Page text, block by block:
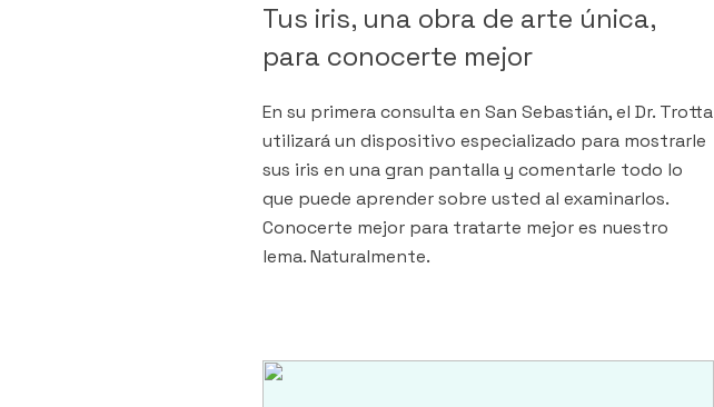
Tus iris, una obra de arte única,
para conocerte mejor
En su primera consulta en San Sebastián, el Dr. Trotta
utilizará un dispositivo especializado para mostrarle
sus iris en una gran pantalla y comentarle todo lo
que puede aprender sobre usted al examinarlos.
Conocerte mejor para tratarte mejor es nuestro
lema. Naturalmente.